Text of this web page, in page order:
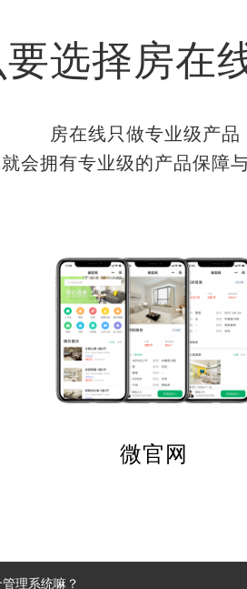
选择房在
房在线只做专业级产品
会拥有专业级的产品保障
微官网
理系统嘛？